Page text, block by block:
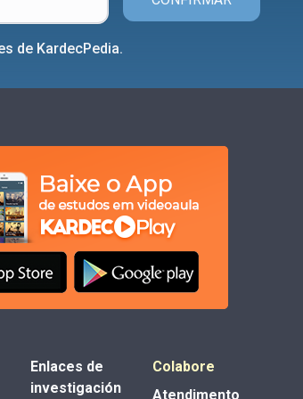
de KardecPedia.
Enlaces de
investigación
Colabore
Atendimento